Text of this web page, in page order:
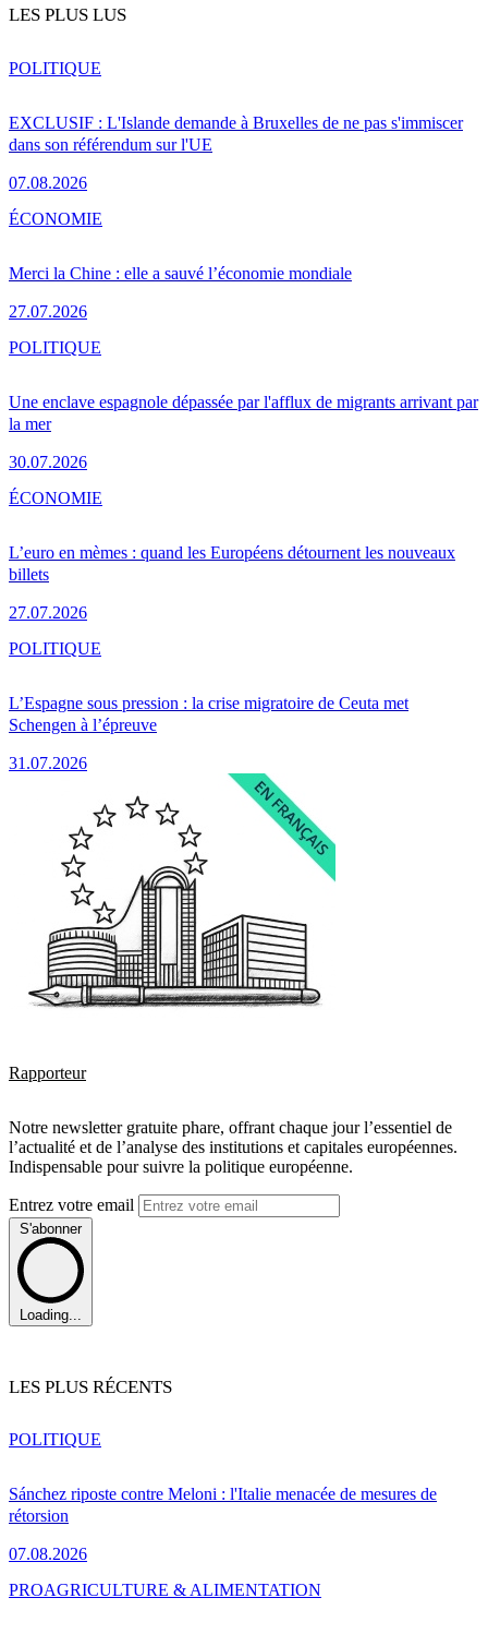
LES PLUS LUS
EXCLUSIF : L'Islande demande à Bruxelles de ne pas s'immiscer
dans son référendum sur l'UE
07.08.2026
POLITIQUE
Merci la Chine : elle a sauvé l’économie mondiale
27.07.2026
ÉCONOMIE
Une enclave espagnole dépassée par l'afflux de migrants arrivant par
la mer
30.07.2026
POLITIQUE
L’euro en mèmes : quand les Européens détournent les nouveaux
billets
27.07.2026
ÉCONOMIE
L’Espagne sous pression : la crise migratoire de Ceuta met
Schengen à l’épreuve
31.07.2026
POLITIQUE
Rapporteur
Notre newsletter gratuite phare, offrant chaque jour l’essentiel de
l’actualité et de l’analyse des institutions et capitales européennes.
Indispensable pour suivre la politique européenne.
Entrez votre email
S'abonner
Loading...
LES PLUS RÉCENTS
Sánchez riposte contre Meloni : l'Italie menacée de mesures de
rétorsion
07.08.2026
POLITIQUE
PROAGRICULTURE & ALIMENTATION